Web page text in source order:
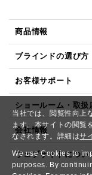
当社では、閲覧性向上
ます。本サイトの閲覧
なされます。詳細はサ
We use Cookies to
purposes. By
商品情報
ブラインドの選び方
お客様サポート
ショールーム・取扱
会社情報
ウェブサイトについ